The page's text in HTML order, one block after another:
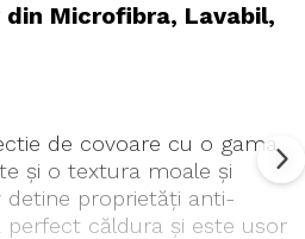
din Microfibra, Lavabil,
de covoare cu o gama
și o textura moale și
detine proprietăți anti-
perfect căldura și este usor